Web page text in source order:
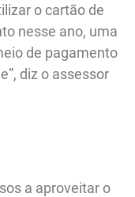
o cartão de
nesse ano, uma
de pagamento
diz o assessor
a aproveitar o